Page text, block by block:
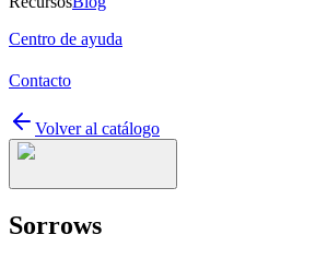
Centro de ayuda
Contacto
Volver al catálogo
Sorrows